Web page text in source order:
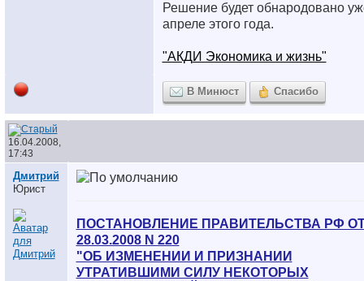
Решение будет обнародовано
апреле этого года.
"АКДИ Экономика и жизнь"
В Минюст Спасибо
16.04.2008,
17:43
Дмитрий
Юрист
ПОСТАНОВЛЕНИЕ ПРАВИТЕЛЬСТВА РФ
28.03.2008 N 220
"ОБ ИЗМЕНЕНИИ И ПРИЗНАНИИ
УТРАТИВШИМИ СИЛУ НЕКОТОРЫХ